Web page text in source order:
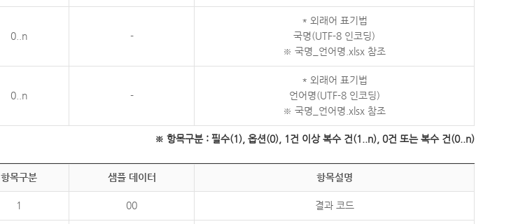
0..n -
* 외래어 표기법
국명(UTF-8 인코딩)
※ 국명_언어명.xlsx 참조
0..n -
* 외래어 표기법
언어명(UTF-8 인코딩)
※ 국명_언어명.xlsx 참조
※ 항목구분 : 필수(1), 옵션(0), 1건 이상 복수 건(1..n), 0건 또는 복수 건(0..n)
항목구분 샘플 데이터 항목설명
1 00 결과 코드